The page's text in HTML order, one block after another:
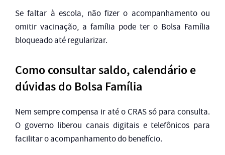
Se faltar à escola, não fizer o acompanhamento ou
omitir vacinação, a família pode ter o Bolsa Família
bloqueado até regularizar.
Como consultar saldo, calendário e
dúvidas do Bolsa Família
Nem sempre compensa ir até o CRAS só para consulta.
O governo liberou canais digitais e telefônicos para
facilitar o acompanhamento do benefício.